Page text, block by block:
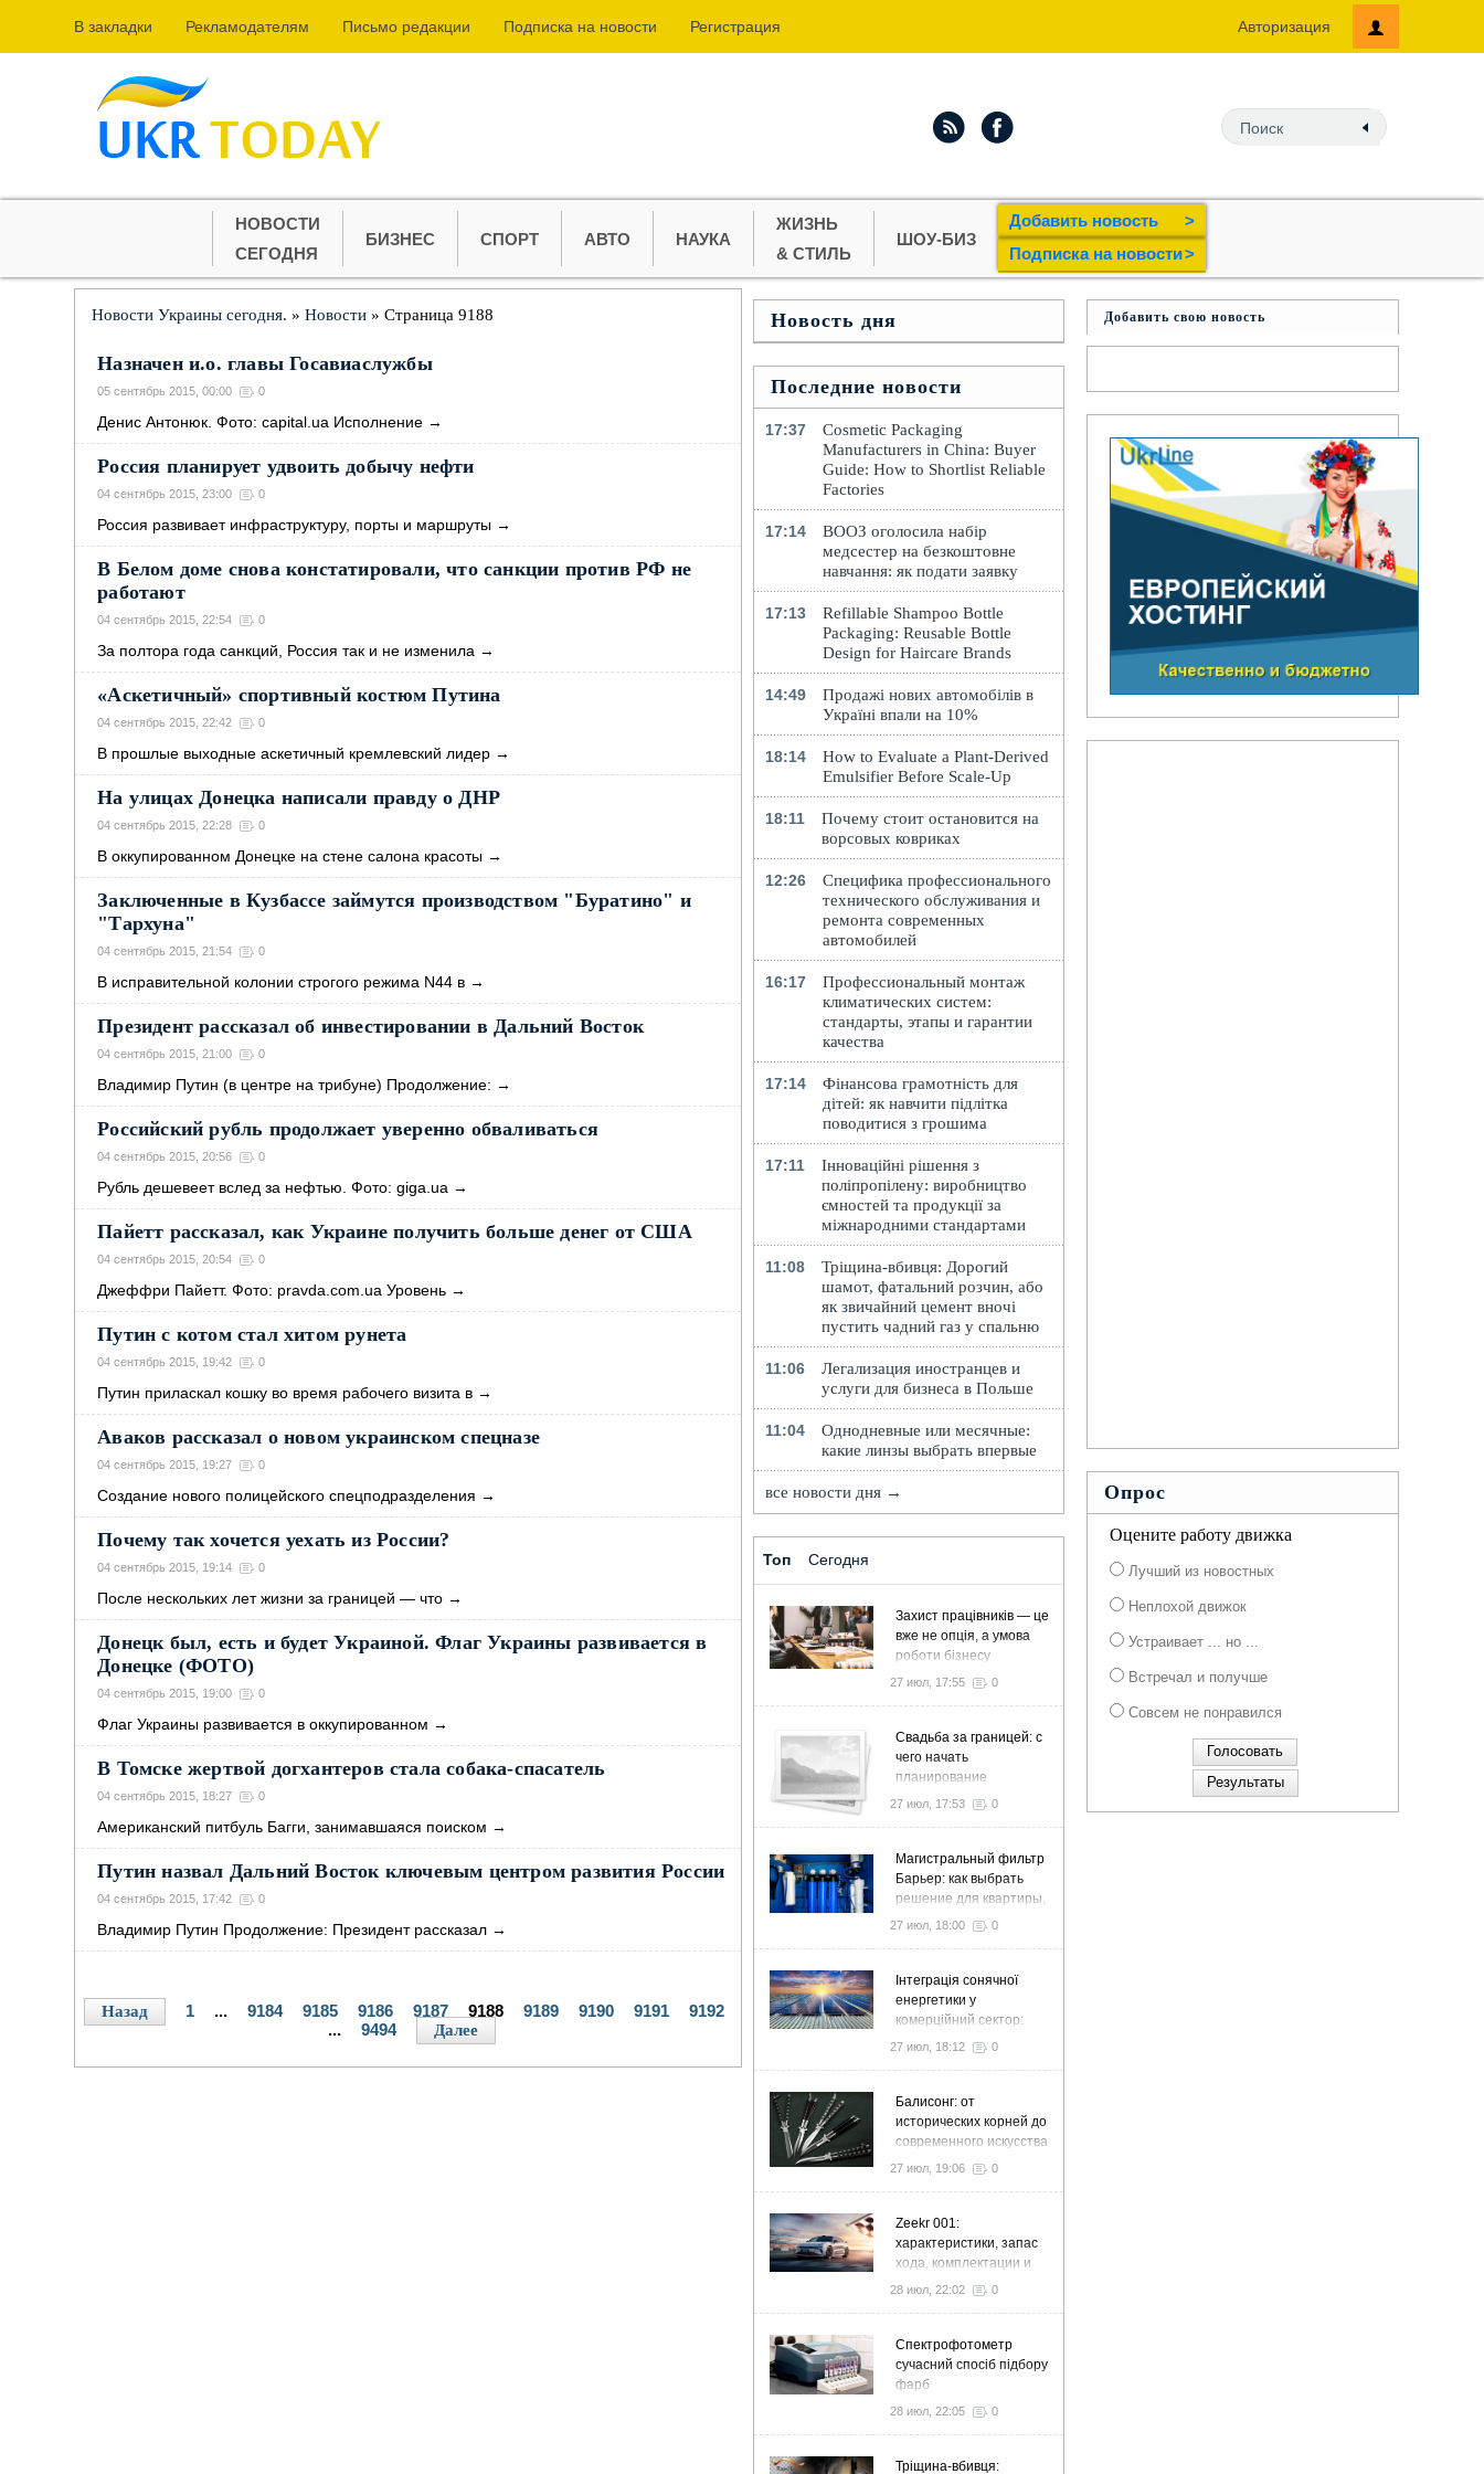
В закладки Рекламодателям Письмо редакции Подпиcка на новости Регистрация Авторизация
НОВОСТИ
СЕГОДНЯ
БИЗНЕС СПОРТ АВТО НАУКА
ЖИЗНЬ
& СТИЛЬ
ШОУ-БИЗ
Добавить новость
>
Подпиcка на новости>
Новости Украины сегодня. »Новости » Страница 9188
Назначен и.о. главы Госавиаслужбы
05 сентябрь 2015, 00:00 0
Денис Антонюк. Фото: capital.ua Исполнение →
Россия планирует удвоить добычу нефти
04 сентябрь 2015, 23:00 0
Россия развивает инфраструктуру, порты и маршруты →
В Белом доме снова констатировали, что санкции против РФ не
работают
04 сентябрь 2015, 22:54 0
За полтора года санкций, Россия так и не изменила →
«Аскетичный» спортивный костюм Путина
04 сентябрь 2015, 22:42 0
В прошлые выходные аскетичный кремлевский лидер →
На улицах Донецка написали правду о ДНР
04 сентябрь 2015, 22:28 0
В оккупированном Донецке на стене салона красоты →
Заключенные в Кузбассе займутся производством "Буратино" и
"Тархуна"
04 сентябрь 2015, 21:54 0
В исправительной колонии строгого режима N44 в →
Президент рассказал об инвестировании в Дальний Восток
04 сентябрь 2015, 21:00 0
Владимир Путин (в центре на трибуне) Продолжение: →
Российский рубль продолжает уверенно обваливаться
04 сентябрь 2015, 20:56 0
Рубль дешевеет вслед за нефтью. Фото: giga.ua →
Пайетт рассказал, как Украине получить больше денег от США
04 сентябрь 2015, 20:54 0
Джеффри Пайетт. Фото: pravda.com.ua Уровень →
Путин с котом стал хитом рунета
04 сентябрь 2015, 19:42 0
Путин приласкал кошку во время рабочего визита в →
Аваков рассказал о новом украинском спецназе
04 сентябрь 2015, 19:27 0
Создание нового полицейского спецподразделения →
Почему так хочется уехать из России?
04 сентябрь 2015, 19:14 0
После нескольких лет жизни за границей — что →
Донецк был, есть и будет Украиной. Флаг Украины развивается в
Донецке (ФОТО)
04 сентябрь 2015, 19:00 0
Флаг Украины развивается в оккупированном →
В Томске жертвой догхантеров стала собака-спасатель
04 сентябрь 2015, 18:27 0
Американский питбуль Багги, занимавшаяся поиском →
Путин назвал Дальний Восток ключевым центром развития России
04 сентябрь 2015, 17:42 0
Владимир Путин Продолжение: Президент рассказал →
Назад 1 ... 9184 9185 9186 9187 9188 9189 9190 9191
9192
...
9494 Далее
Новость дня
Последние новости
17:37
Cosmetic Packaging
Manufacturers in China: Buyer
Guide: How to Shortlist Reliable
Factories
17:14
ВООЗ оголосила набір
медсестер на безкоштовне
навчання: як подати заявку
17:13
Refillable Shampoo Bottle
Packaging: Reusable Bottle
Design for Haircare Brands
14:49
Продажі нових автомобілів в
Україні впали на 10%
18:14
How to Evaluate a Plant-Derived
Emulsifier Before Scale-Up
18:11
Почему стоит остановится на
ворсовых ковриках
12:26
Специфика профессионального
технического обслуживания и
ремонта современных
автомобилей
16:17
Профессиональный монтаж
климатических систем:
стандарты, этапы и гарантии
качества
17:14
Фінансова грамотність для
дітей: як навчити підлітка
поводитися з грошима
17:11
Інноваційні рішення з
поліпропілену: виробництво
ємностей та продукції за
міжнародними стандартами
11:08
Тріщина-вбивця: Дорогий
шамот, фатальний розчин, або
як звичайний цемент вночі
пустить чадний газ у спальню
11:06
Легализация иностранцев и
услуги для бизнеса в Польше
11:04
Однодневные или месячные:
какие линзы выбрать впервые
все новости дня →
Топ Сегодня
Захист працівників — це
вже не опція, а умова
роботи бізнесу
27 июл, 17:55 0
Свадьба за границей: с
чего начать
планирование
27 июл, 17:53 0
Магистральный фильтр
Барьер: как выбрать
решение для квартиры,
дома и коттеджа
27 июл, 18:00 0
Інтеграція сонячної
енергетики у
комерційний сектор:
стратегія розвитку та
27 июл, 18:12 0
Балисонг: от
исторических корней до
современного искусства
флиппинга
27 июл, 19:06 0
Zeekr 001:
характеристики, запас
хода, комплектации и
особенности
28 июл, 22:02 0
Спектрофотометр
сучасний спосіб підбору
фарб
28 июл, 22:05 0
Тріщина-вбивця:
Добавить свою новость
Опрос
Оцените работу движка
Лучший из новостных
Неплохой движок
Устраивает ... но ...
Встречал и получше
Совсем не понравился